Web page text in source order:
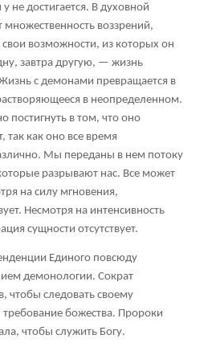
не достигается. В духовной
множественность воззрений,
свои возможности, из которых он
завтра другую, — жизнь
с демонами превращается в
в неопределенном.
постигнуть в том, что оно
так как оно все время
Мы переданы в нем потоку
разрывают нас. Все может
на силу мгновения,
Несмотря на интенсивность
сущности отсутствует.
Единого повсюду
демонологии. Сократ
чтобы следовать своему
божества. Пророки
чтобы служить Богу.